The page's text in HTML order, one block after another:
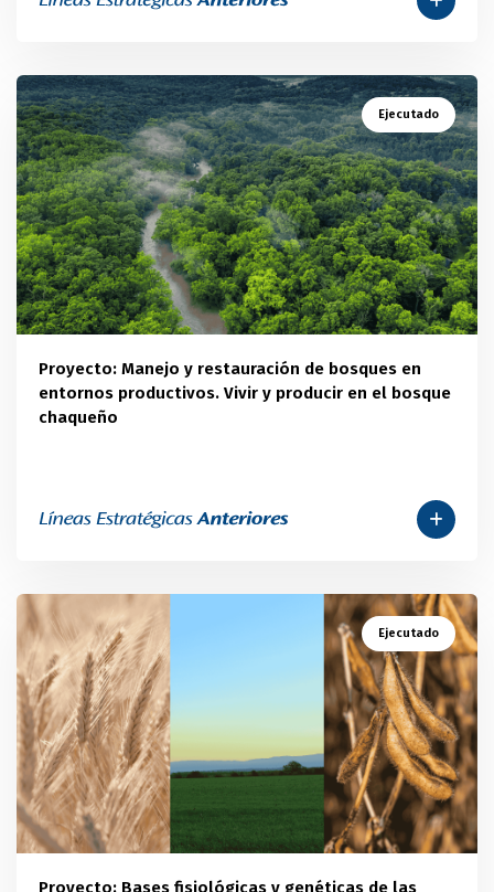
Ejecutado
Proyecto: Manejo y restauración de bosques en
entornos productivos. Vivir y producir en el bosque
chaqueño
Ejecutado